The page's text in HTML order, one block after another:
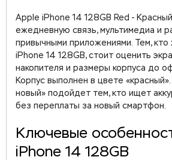
Apple iPhone 14 128GB Red -
ежедневную связь, мультимедиа и
привычными приложениями. Тем, кто
iPhone 14 128GB, стоит оценить
накопителя и размеры корпуса до
Корпус выполнен в цвете
новый» подойдет тем, кто ищет
без переплаты за новый смартфон.
Ключевые
iPhone 14 128GB